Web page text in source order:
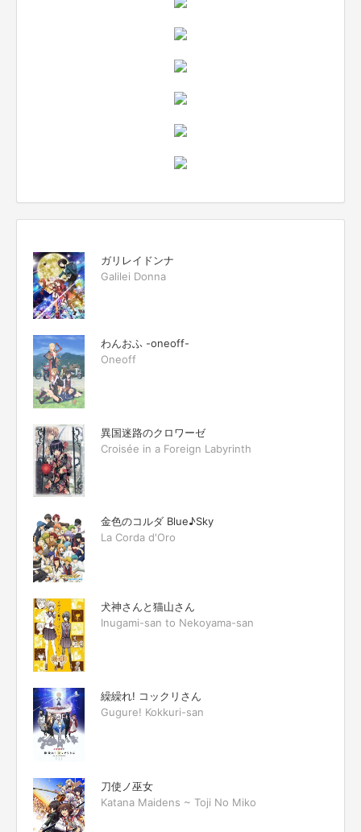
ガリレイドンナ
Galilei Donna
わんおふ -oneoff-
Oneoff
異国迷路のクロワーゼ
Croisée in a Foreign Labyrinth
金色のコルダ Blue♪Sky
La Corda d'Oro
犬神さんと猫山さん
Inugami-san to Nekoyama-san
繰繰れ! コックリさん
Gugure! Kokkuri-san
刀使ノ巫女
Katana Maidens ~ Toji No Miko